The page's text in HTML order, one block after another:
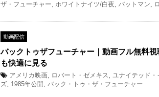
ザ・フューチャー, ホワイトナイツ/白夜, バットマン,
動画配信
バックトゥザフューチャー｜動画フル無料
も快適に見る
アメリカ映画, ロバート・ゼメキス , ユナイテッド・
ズ, 1985年公開 , バック・トゥ・ザ・フューチャー